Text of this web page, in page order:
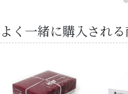
よく一緒に購入され